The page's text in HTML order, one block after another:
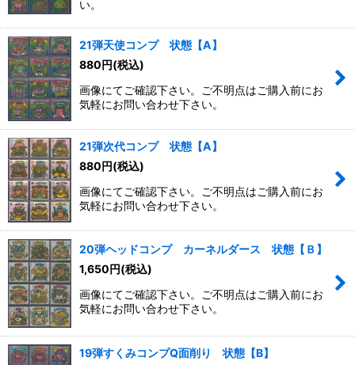
い。
21弾天使コンプ 状態【A】
880円(税込)
画像にてご確認下さい。ご不明点はご購入前にお
気軽にお問い合わせ下さい。
21弾次代コンプ 状態【A】
880円(税込)
画像にてご確認下さい。ご不明点はご購入前にお
気軽にお問い合わせ下さい。
20弾ヘッドコンプ カーネルダース 状態【Ｂ】
1,650 円(税込)
画像にてご確認下さい。ご不明点はご購入前にお
気軽にお問い合わせ下さい。
19弾すくみコンプQ面削り 状態【B】